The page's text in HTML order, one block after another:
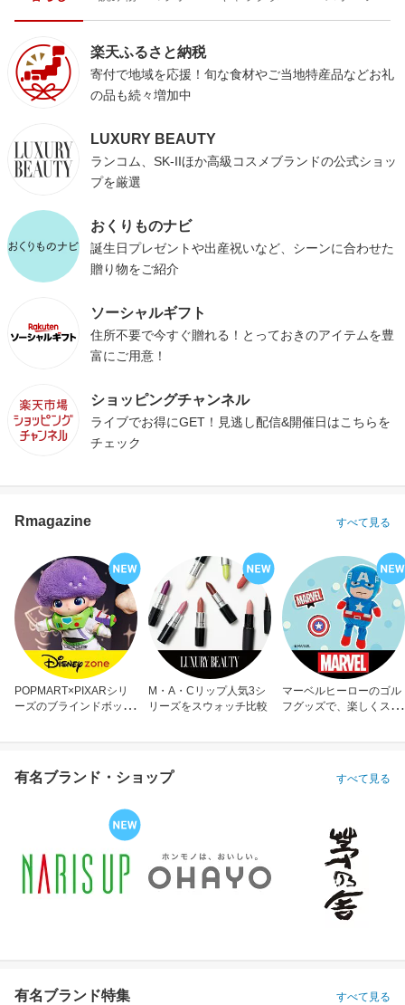
楽天ふるさと納税
寄付で地域を応援！旬な食材やご当地特産品などお礼
の品も続々増加中
LUXURY BEAUTY
ランコム、SK-IIほか高級コスメブランドの公式ショッ
プを厳選
おくりものナビ
誕生日プレゼントや出産祝いなど、シーンに合わせた
贈り物をご紹介
ソーシャルギフト
住所不要で今すぐ贈れる！とっておきのアイテムを豊
富にご用意！
ショッピングチャンネル
ライブでお得にGET！見逃し配信&開催日はこちらを
チェック
Rmagazine すべて見る
POPMART×PIXARシリ
ーズのブラインドボック
M・A・Cリップ人気3シ
リーズをスウォッチ比較
マーベルヒーローのゴル
フグッズで、楽しくスコ
有名ブランド・ショップ すべて見る
有名ブランド特集 すべて見る